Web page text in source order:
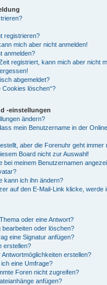
registrieren?
mich aber nicht anmelden!
anmelden?
registriert, kann mich aber nicht
abgemeldet?
Cookies löschen“?
-einstellungen
ändern?
mein Benutzername in der
aber die Forenuhr geht immer
Board nicht zur Auswahl!
bei meinem Benutzernamen
kann ich ihn ändern?
auf den E-Mail-Link klicke, werde
oder eine Antwort?
bearbeiten oder löschen?
eine Signatur anfügen?
erstellen?
erstellen?
eine Umfrage?
Foren nicht zugreifen?
anfügen?